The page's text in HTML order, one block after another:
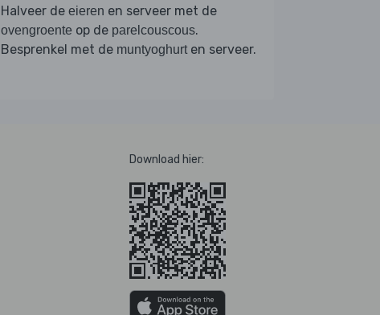
Halveer de eieren en serveer met de
ovengroente op de parelcouscous.
Besprenkel met de muntyoghurt en serveer.
Download hier: